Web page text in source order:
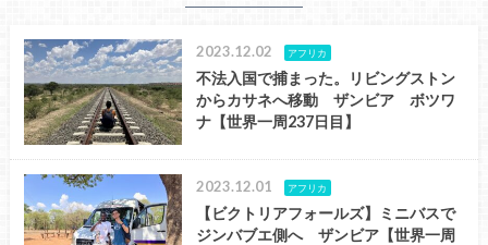
2023.12.02 アフリカ
不法入国で捕まった。リビングストン
からカサネへ移動 ザンビア ボツワ
ナ【世界一周237日目】
2023.12.01 アフリカ
【ビクトリアフォールズ】ミニバスで
ジンバブエ側へ ザンビア【世界一周